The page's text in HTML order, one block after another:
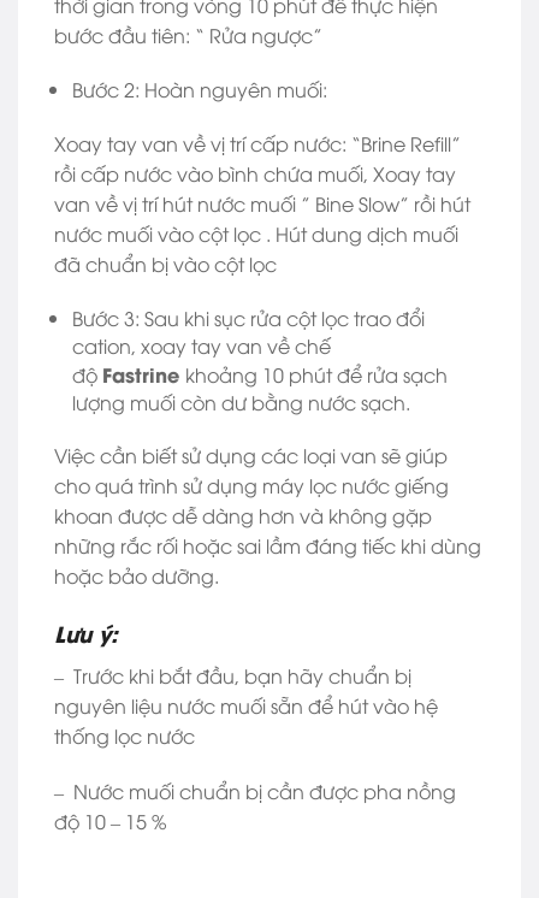
bước đầu tiên: “ Rửa ngược”
Bước 2: Hoàn nguyên muối:
Xoay tay van về vị trí cấp nước: “Brine Refill”
rồi cấp nước vào bình chứa muối, Xoay tay
van về vị trí hút nước muối ” Bine Slow” rồi hút
nước muối vào cột lọc . Hút dung dịch muối
đã chuẩn bị vào cột lọc
Bước 3: Sau khi sục rửa cột lọc trao đổi
cation, xoay tay van về chế
độ Fastrine khoảng 10 phút để rửa sạch
lượng muối còn dư bằng nước sạch.
Việc cần biết sử dụng các loại van sẽ giúp
cho quá trình sử dụng máy lọc nước giếng
khoan được dễ dàng hơn và không gặp
những rắc rối hoặc sai lầm đáng tiếc khi dùng
hoặc bảo dưỡng.
Lưu ý:
– Trước khi bắt đầu, bạn hãy chuẩn bị
nguyên liệu nước muối sẵn để hút vào hệ
thống lọc nước
– Nước muối chuẩn bị cần được pha nồng
độ 10 – 15 %